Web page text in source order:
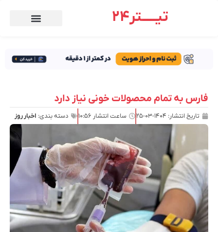
تیـــــتر24
فارس به تمام محصولات خونی نیاز دارد
تاریخ انتشار: ۱۴۰۴-۰۳-۲۵ ساعت انتشار ۱۰:۵۶ دسته بندی: اخبار روز